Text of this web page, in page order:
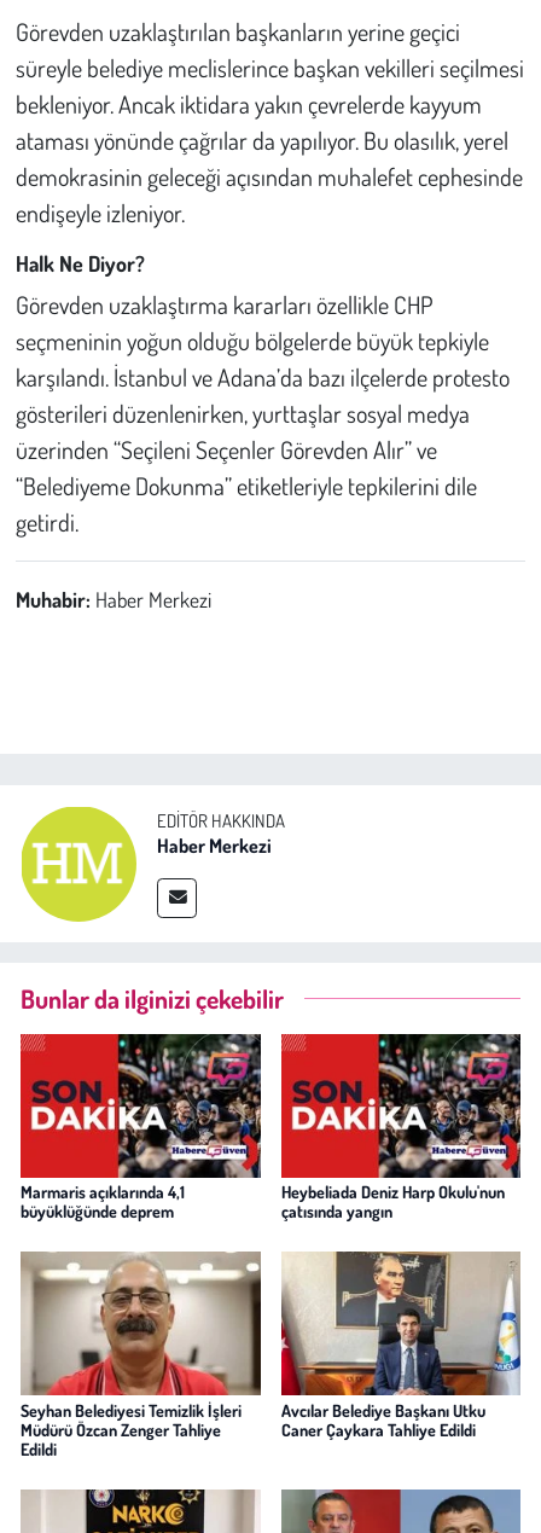
Görevden uzaklaştırılan başkanların yerine geçici
süreyle belediye meclislerince başkan vekilleri seçilmesi
bekleniyor. Ancak iktidara yakın çevrelerde kayyum
ataması yönünde çağrılar da yapılıyor. Bu olasılık, yerel
demokrasinin geleceği açısından muhalefet cephesinde
endişeyle izleniyor.
Halk Ne Diyor?
Görevden uzaklaştırma kararları özellikle CHP
seçmeninin yoğun olduğu bölgelerde büyük tepkiyle
karşılandı. İstanbul ve Adana’da bazı ilçelerde protesto
gösterileri düzenlenirken, yurttaşlar sosyal medya
üzerinden “Seçileni Seçenler Görevden Alır” ve
“Belediyeme Dokunma” etiketleriyle tepkilerini dile
getirdi.
Muhabir: Haber Merkezi
EDITÖR HAKKINDA
Haber Merkezi
Bunlar da ilginizi çekebilir
Marmaris açıklarında 4,1
büyüklüğünde deprem
Heybeliada Deniz Harp Okulu'nun
çatısında yangın
Seyhan Belediyesi Temizlik İşleri
Müdürü Özcan Zenger Tahliye
Edildi
Avcılar Belediye Başkanı Utku
Caner Çaykara Tahliye Edildi